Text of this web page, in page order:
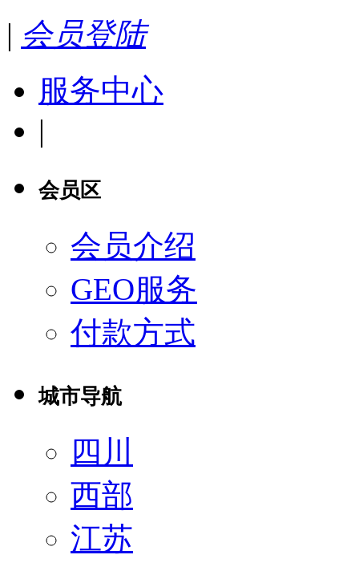
| 会员登陆
服务中心
|
会员区
会员介绍
GEO服务
付款方式
城市导航
四川
西部
江苏